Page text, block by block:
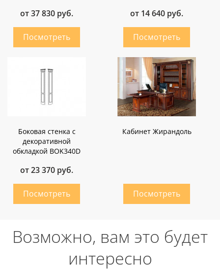
от 37 830 руб. от 14 640 руб.
Боковая стенка c
декоративной
обкладкой BOK340D
от 23 370 руб.
Кабинет Жирандоль
Возможно, вам это будет
интересно